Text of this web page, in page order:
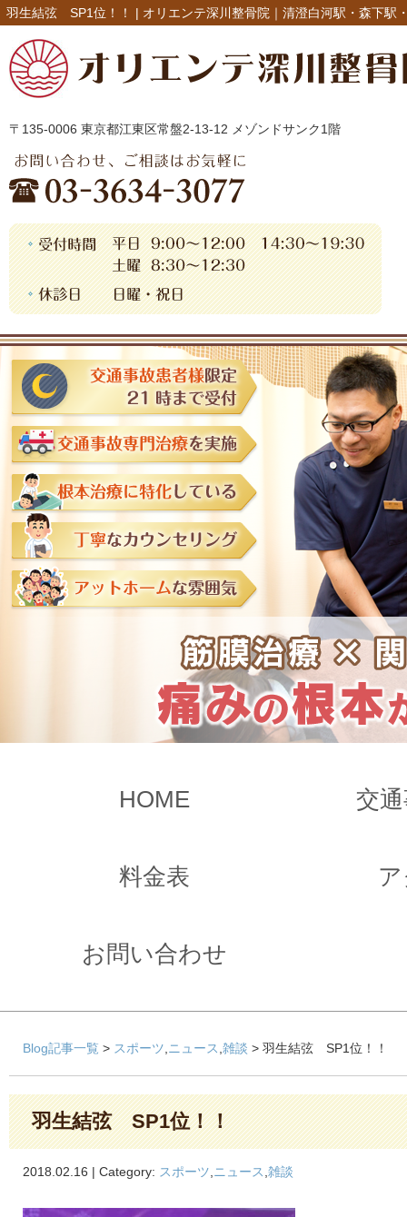
羽生結弦 SP1位！！ | オリエンテ深川整骨院｜清澄白河駅・森下駅
〒135-0006 東京都江東区常盤2-13-12 メゾンドサンク1階
HOME 交
料金表
お問い合わせ
Blog記事一覧 > スポーツ ニュース 雑談 > 羽生結弦 SP1位！！
羽生結弦 SP1位！！
2018.02.16 | Category: スポーツ ニュース 雑談